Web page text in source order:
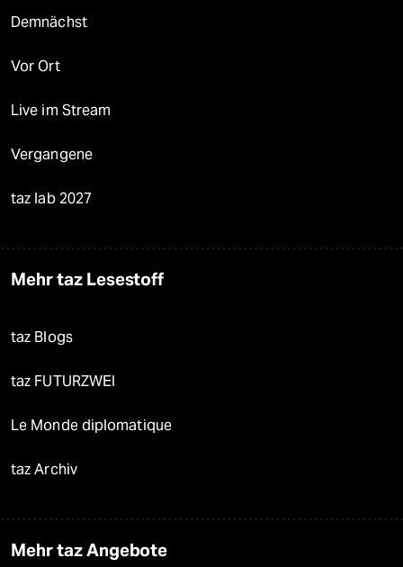
Demnächst
Vor Ort
Live im Stream
Vergangene
taz lab 2027
Mehr taz Lesestoff
taz Blogs
taz FUTURZWEI
Le Monde diplomatique
taz Archiv
Mehr taz Angebote